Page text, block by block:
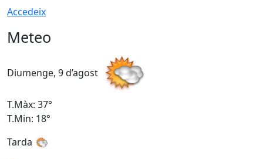
Accedeix
Meteo
Diumenge, 9 d’agost
T.Màx: 37°
T.Min: 18°
Tarda